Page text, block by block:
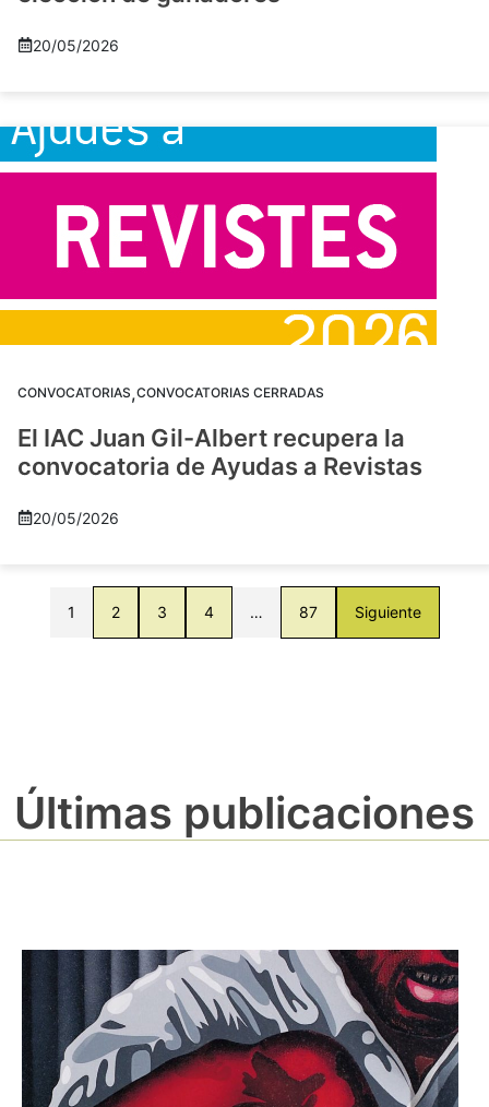
20/05/2026
CONVOCATORIAS,CONVOCATORIAS CERRADAS
El IAC Juan Gil-Albert recupera la
convocatoria de Ayudas a Revistas
20/05/2026
1 2 3 4 … 87 Siguiente
Últimas publicaciones